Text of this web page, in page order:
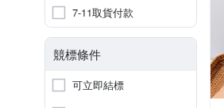
7-11取貨付款
競標條件
可立即結標